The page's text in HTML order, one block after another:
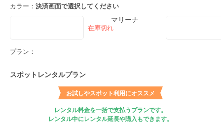
カラー： 決済画面で選択してください
マリーナ
プラン：
スポットレンタルプラン
お試しやスポット利用にオススメ
レンタル料金を一括で支払うプランです。
レンタル中にレンタル延長や購入もできます。